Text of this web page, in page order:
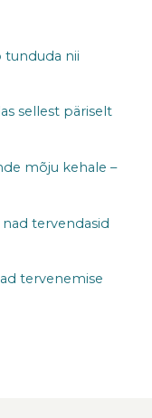
tunduda nii
sellest päriselt
mõju kehale –
nad tervendasid
tervenemise